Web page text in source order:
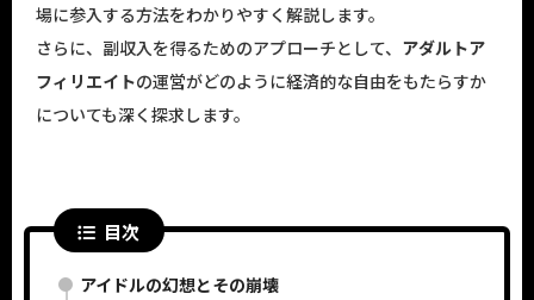
場に参入する方法をわかりやすく解説します。
さらに、副収入を得るためのアプローチとして、 アダルトア
フィリエイトの運営がどのように経済的な自由をもたらすか
についても深く探求します。
目次
アイドルの幻想とその崩壊